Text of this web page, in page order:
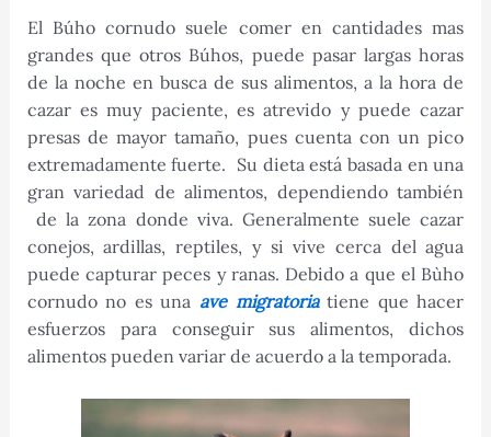
El Búho cornudo suele comer en cantidades mas
grandes que otros Búhos, puede pasar largas horas
de la noche en busca de sus alimentos, a la hora de
cazar es muy paciente, es atrevido y puede cazar
presas de mayor tamaño, pues cuenta con un pico
extremadamente fuerte. Su dieta está basada en una
gran variedad de alimentos, dependiendo también
de la zona donde viva. Generalmente suele cazar
conejos, ardillas, reptiles, y si vive cerca del agua
puede capturar peces y ranas. Debido a que el Bùho
cornudo no es una ave migratoriatiene que hacer
esfuerzos para conseguir sus alimentos, dichos
alimentos pueden variar de acuerdo a la temporada.